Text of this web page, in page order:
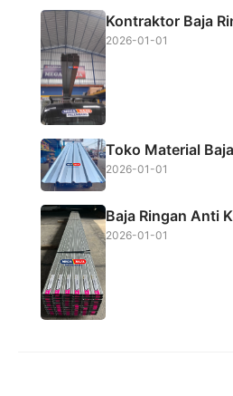
Kontraktor Baja
2026-01-01
Toko Material
2026-01-01
Baja Ringan Anti
2026-01-01